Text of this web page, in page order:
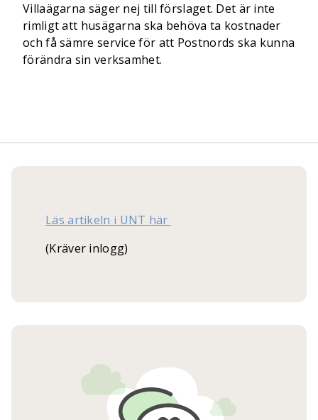
Villaägarna säger nej till förslaget. Det är inte
rimligt att husägarna ska behöva ta kostnader
och få sämre service för att Postnords ska kunna
förändra sin verksamhet.
Läs artikeln i UNT här
(Kräver inlogg)